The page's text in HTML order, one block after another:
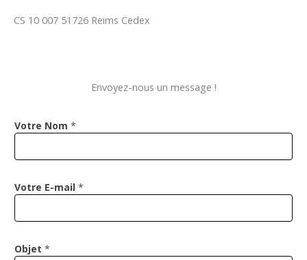
CS 10 007 51726 Reims Cedex
Envoyez-nous un message !
Votre Nom *
Votre E-mail *
o
Objet *